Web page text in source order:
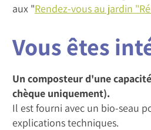
aux "Rendez-vous au jardin
Vous êtes
Un composteur d'une
chèque uniquement).
Il est fourni avec un bio-seau
explications techniques.